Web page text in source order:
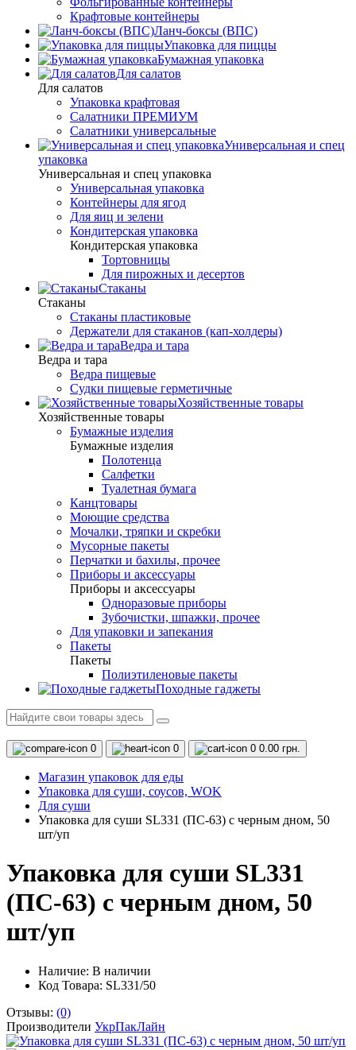
Крафтовые контейнеры
Ланч-боксы (ВПС)
Упаковка для пиццы
Бумажная упаковка
Для салатов
Для салатов
Упаковка крафтовая
Салатники ПРЕМИУМ
Салатники универсальные
Универсальная и спец
упаковка
Универсальная и спец упаковка
Универсальная упаковка
Контейнеры для ягод
Для яиц и зелени
Кондитерская упаковка
Кондитерская упаковка
Тортовницы
Для пирожных и десертов
Стаканы
Стаканы
Стаканы пластиковые
Держатели для стаканов (кап-холдеры)
Ведра и тара
Ведра и тара
Ведра пищевые
Судки пищевые герметичные
Хозяйственные товары
Хозяйственные товары
Бумажные изделия
Бумажные изделия
Полотенца
Салфетки
Туалетная бумага
Канцтовары
Моющие средства
Мочалки, тряпки и скребки
Мусорные пакеты
Перчатки и бахилы, прочее
Приборы и аксессуары
Приборы и аксессуары
Одноразовые приборы
Зубочистки, шпажки, прочее
Для упаковки и запекания
Пакеты
Пакеты
Полиэтиленовые пакеты
Походные гаджеты
0 0 0 0.00 грн.
Магазин упаковок для еды
Упаковка для суши, соусов, WOK
Для суши
Упаковка для суши SL331 (ПС-63) с черным дном, 50
шт/уп
Упаковка для суши SL331
(ПС-63) с черным дном, 50
шт/уп
Наличие: В наличии
Код Товара: SL331/50
Отзывы: (0)
Производители УкрПакЛайн